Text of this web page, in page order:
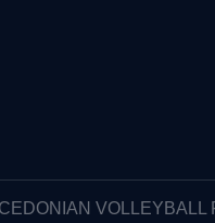
VOLLEYBALL